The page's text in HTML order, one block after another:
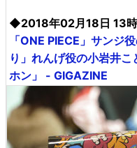
◆2018年02月18日 13
「ONE PIECE」サンジ
り」れんげ役の小岩井
ホン」 - GIGAZINE